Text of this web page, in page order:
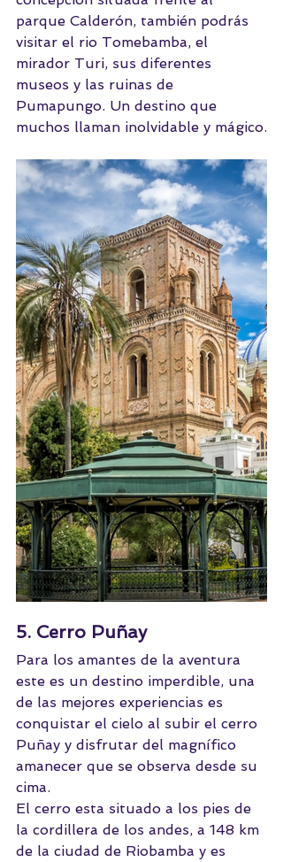
parque Calderón, también podrás
visitar el rio Tomebamba, el
mirador Turi, sus diferentes
museos y las ruinas de
Pumapungo. Un destino que
muchos llaman inolvidable y mágico.
5. Cerro Puñay
Para los amantes de la aventura
este es un destino imperdible, una
de las mejores experiencias es
conquistar el cielo al subir el cerro
Puñay y disfrutar del magnífico
amanecer que se observa desde su
cima.
El cerro esta situado a los pies de
la cordillera de los andes, a 148 km
de la ciudad de Riobamba y es